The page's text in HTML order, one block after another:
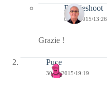
Bernieshoot
05/05/2015/13:26
Grazie !
Puce
30/04/2015/19:19